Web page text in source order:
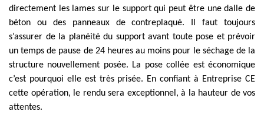
directement les lames sur le support qui peut être une dalle de
béton ou des panneaux de contreplaqué. Il faut toujours
s’assurer de la planéité du support avant toute pose et prévoir
un temps de pause de 24 heures au moins pour le séchage de la
structure nouvellement posée. La pose collée est économique
c’est pourquoi elle est très prisée. En confiant à Entreprise CE
cette opération, le rendu sera exceptionnel, à la hauteur de vos
attentes.